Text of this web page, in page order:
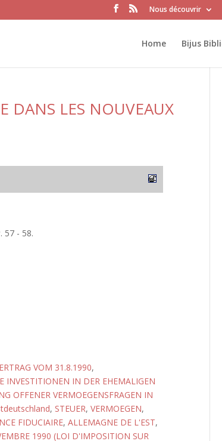
Nous découvrir
Home Bijus
DANS LES NOUVEAUX
57 - 58.
VOM 31.8.1990,
INVESTITIONEN IN DER EHEMALIGEN
OFFENER VERMOEGENSFRAGEN IN
, STEUER, VERMOEGEN,
FIDUCIAIRE, ALLEMAGNE DE L'EST,
1990 (LOI D'IMPOSITION SUR